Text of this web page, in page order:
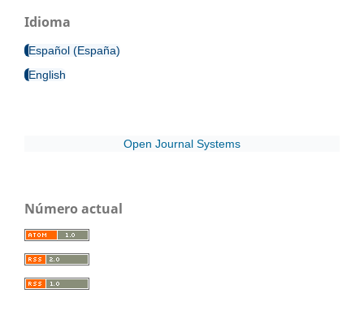
Idioma
Español (España)
English
Open Journal Systems
Número actual